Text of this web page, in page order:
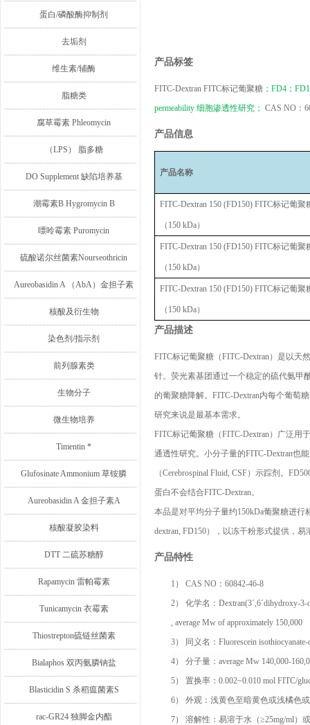
蛋白/磷酸酶抑制剂
去垢剂
维生素/辅酶
脂糖类
腐草霉素 Phleomycin
（LPS） 脂多糖
DO Supplement 缺陷培养基
潮霉素B Hygromycin B
嘌呤霉素 Puromycin
硫酸诺尔丝菌素Nourseothricin
Aureobasidin A （AbA）金担子素
A
核酸及衍生物
染色剂/指示剂
前列腺素类
生物分子
微生物培养
Timentin *
Glufosinate Ammonium 草铵膦
Aureobasidin A 金担子素A
核酸凝胶染料
DTT 二硫苏糖醇
Rapamycin 雷帕霉素
Tunicamycin 衣霉素
Thiostrepton硫链丝菌素
Bialaphos 双丙氨膦钠盐
Blasticidin S 杀稻瘟菌素S
rac-GR24 独脚金内酯
产品标签
FITC-Dextran FITC标记葡聚糖 ； FD4 ； FD
permeability 细胞渗透性研究； CAS NO ：
产品信息
产品名称
FITC-Dextran 150 (FD150) FITC标记葡聚
（ 150 kDa）
FITC-Dextran 150 (FD150) FITC标记葡聚
（ 150 kDa）
FITC-Dextran 150 (FD150) FITC标记葡聚
（ 150 kDa）
产品描述
FITC标记葡聚糖 （FITC-Dextran）是以天
针。荧光素基团通过一个稳定的硫代氨甲
的葡聚糖降解。 FITC-Dextran内每个葡萄
研究来说是最基本需求。
FITC标记葡聚糖 （FITC-Dextran）广泛用
通透性研究。小分子量的FITC-Dextran也
（Cerebrospinal Fluid, CSF）示踪剂。 FD50
蛋白不会结合FITC-Dextran。
本品是对平均分子量约150kDa葡聚糖进行
dextran, FD150），以冻干粉形式提供，
产品特性
1） CAS NO ： 60842-46-8
2） 化学名： Dextran(3´,6´dihydroxy-
, average Mw of approximately 150,000
3）
同义名： Fluorescein
4） 分子量： average Mw 140,000-
5） 置换率： 0.002~0.010 mol FITC/
6） 外观： 浅黄色至暗黄色或浅橘色
7） 溶解性： 易溶于水 （≥25mg/ml）